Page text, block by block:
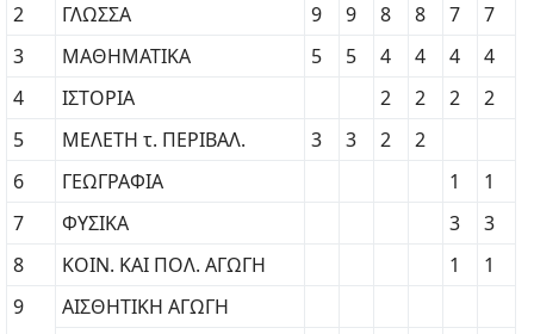
2
ΓΛΩΣΣΑ 9 9 8 8 7
7
3
ΜΑΘΗΜΑΤΙΚΑ 5 5 4 4 4
4
4
ΙΣΤΟΡΙΑ 2 2 2
2
5
ΜΕΛΕΤΗ τ. ΠΕΡΙΒΑΛ. 3 3 2
2
6
ΓΕΩΓΡΑΦΙΑ 1
1
7
ΦΥΣΙΚΑ 3
3
8
ΚΟΙΝ. ΚΑΙ ΠΟΛ. ΑΓΩΓΗ 1
1
9
ΑΙΣΘΗΤΙΚΗ ΑΓΩΓΗ